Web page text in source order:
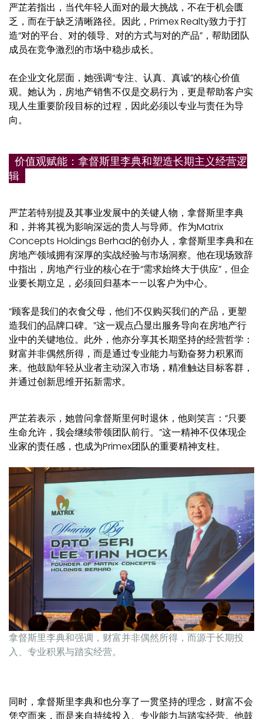
严芷若指出，当代年轻人面对的最大挑战，不在于机会匮
乏，而在于缺乏清晰路径。因此，Primex Realty致力于打
造“对的平台、对的领导、对的方式与对的产品”，帮助团队
成员在竞争激烈的市场中稳步成长。
在企业文化层面，她强调“专注、认真、真诚”的核心价值
观。她认为，房地产销售不仅是交易行为，更是帮助客户实
现人生重要阶段目标的过程，因此必须以专业与责任为导
向。
价值观赋能：拿督斯里李典和塑造长期主义经营逻
辑
严芷若特别提及其事业发展中的关键人物，拿督斯里李典
和，并将其视为影响深远的贵人与导师。 作为Matrix
Concepts Holdings Berhad的创办人，拿督斯里李典和在
房地产领域拥有深厚的实战经验与市场洞察。他在现场致辞
中指出，房地产行业的核心在于“需求始终大于供应”，但企
业要长期立足，必须回归基本——以客户为中心。
“顾客是我们的衣食父母，他们不仅购买我们的产品，更塑
造我们的品牌口碑。”这一观点凸显出服务导向在房地产行
业中的关键地位。 此外，他亦分享其长期坚持的经营哲学：
财富并非偶然所得，而是通过专业能力与勤奋努力积累而
来。他鼓励年轻从业者主动深入市场，精准触达目标客群，
并通过创新思维开拓新需求。
严芷若表示，她曾问拿督斯里何时退休，他则笑言：“只要
生命允许，我会继续带领团队前行。”这一精神不仅体现企
业家的责任感，也成为Primex团队的重要精神支柱。
拿督斯里李典和强调，财富并非偶然所得，而源于长期投
入、专业积累与踏实经营。
同时，拿督斯里李典和也分享了一贯坚持的理念，财富不会
凭空而来，而是来自持续投入、专业能力与踏实经营。他鼓